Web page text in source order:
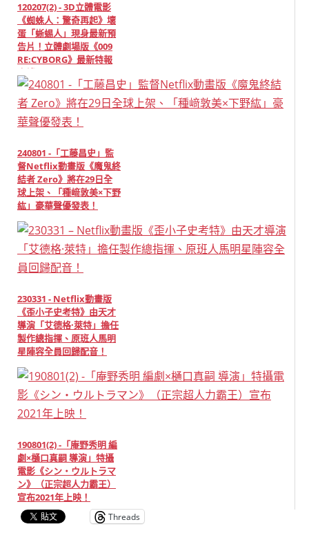
120207(2) - 3D立體電影
《蜘蛛人：驚奇再起》壞
蛋「蜥蜴人」現身最新預
告片！立體劇場版《009
RE:CYBORG》最新特報
出爐！
240801 -「工藤昌史」監
督Netflix動畫版《魔鬼終
結者 Zero》將在29日全
球上架、「種﨑敦美×下野
紘」豪華聲優發表！
230331 - Netflix動畫版
《歪小子史考特》由天才
導演「艾德格·萊特」擔任
製作總指揮、原班人馬明
星陣容全員回歸配音！
190801(2) -「庵野秀明 編
劇×樋口真嗣 導演」特攝
電影《シン・ウルトラマ
ン》（正宗超人力霸王）
宣布2021年上映！
Threads